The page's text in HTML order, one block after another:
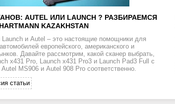
AUTEL ИЛИ LAUNCH ? РАЗБИРАЕМСЯ
KAZAKHSTAN
Launch и Autel – это настоящие помощники для
европейского, американского и
Давайте рассмотрим, какой сканер выбрать,
x431 Pro, Launch x431 Pro3 и Launch Pad3 Full с
MS906 и Autel 908 Pro соответственно.
статьи